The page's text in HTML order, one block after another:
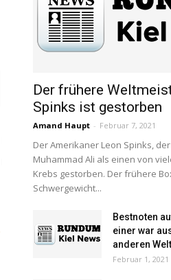
Der frühere
Spinks ist gestorben
Amand Haupt - Februar 7, 2021
Der Amerikaner Leon Spinks,
Muhammad Ali als einen von
Krebs gestorben. Der frühere
Schwergewicht...
Bestnoten
einer war
anderen Welt
Februar 1, 2021